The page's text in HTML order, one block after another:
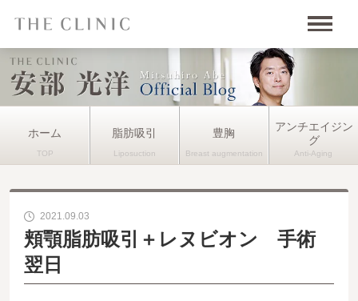
ホーム 脂肪吸引 豊胸
アンチエイジン
グ
2021.09.03
頬顎脂肪吸引＋レヌビオン 手術
翌日